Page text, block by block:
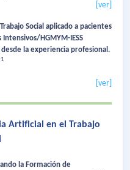
[ver]
Social aplicado a pacientes
HGMYM-IESS
la experiencia profesional.
1
[ver]
Artificial en el Trabajo
la Formación de